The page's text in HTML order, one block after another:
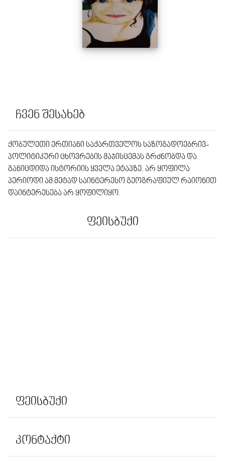
ჩვენ შესახებ
ქობულეთი ერთიანი საქართველოს საზოგადოებრივ-
პოლიტიკური ცხოვრების მაჯისცემას გრძნობდა და
განიცდიდა ისტორიის ყველა ეტაპზე. არ ყოფილა
პერიოდი ამ მეტად საინტერესო გეოგრაფიულ რაიონით
დაინტერესება არ ყოფილიყო.
ფეისბუქი
ფეისბუქი
კონტაქტი